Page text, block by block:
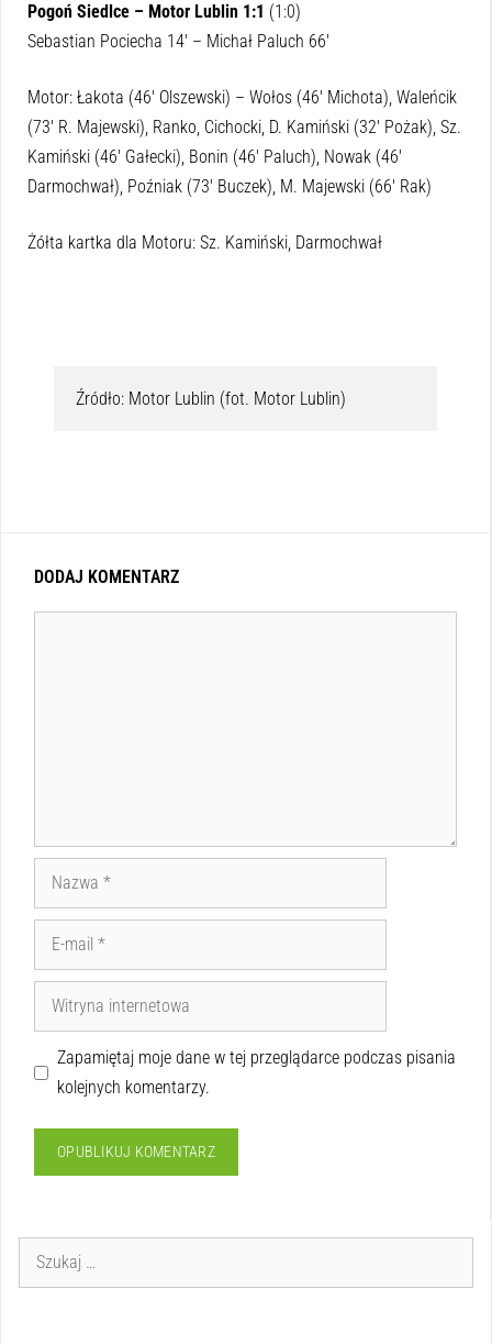
Pogoń Siedlce – Motor Lublin 1:1 (1:0)
Sebastian Pociecha 14′ – Michał Paluch 66′
Motor: Łakota (46′ Olszewski) – Wołos (46′ Michota), Waleńcik
(73′ R. Majewski), Ranko, Cichocki, D. Kamiński (32′ Pożak), Sz.
Kamiński (46′ Gałecki), Bonin (46′ Paluch), Nowak (46′
Darmochwał), Poźniak (73′ Buczek), M. Majewski (66′ Rak)
Żółta kartka dla Motoru: Sz. Kamiński, Darmochwał
Źródło: Motor Lublin (fot. Motor Lublin)
DODAJ KOMENTARZ
Zapamiętaj moje dane w tej przeglądarce podczas pisania
kolejnych komentarzy.